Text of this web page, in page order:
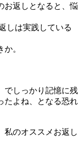
お返しとなると、悩
しは実践している
。
でしっかり記憶に残
たよね、となる恐れ
のオススメお返し